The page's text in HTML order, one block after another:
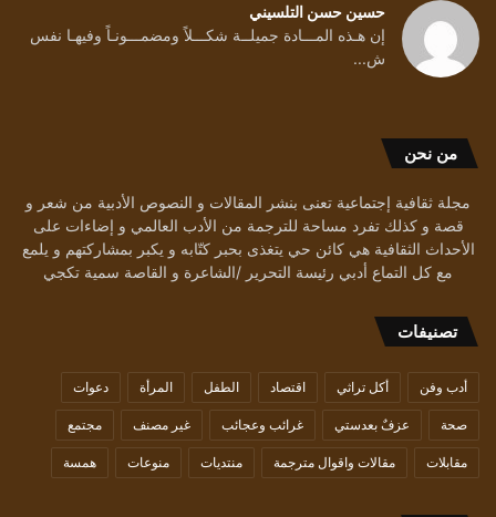
حسين حسن التلسيني
إن هـذه المـــادة جميلــة شكـــلاً ومضمـــونـاً وفيهـا نفس
ش...
من نحن
مجلة ثقافية إجتماعية تعنى بنشر المقالات و النصوص الأدبية من شعر و
قصة و كذلك تفرد مساحة للترجمة من الأدب العالمي و إضاءات على
الأحداث الثقافية هي كائن حي يتغذى بحبر كتّابه و يكبر بمشاركتهم و يلمع
مع كل التماع أدبي رئيسة التحرير /الشاعرة و القاصة سمية تكجي
تصنيفات
أدب وفن أكل تراثي اقتصاد الطفل المرأة دعوات
صحة عزفٌ بعدستي غرائب وعجائب غير مصنف مجتمع
مقابلات مقالات واقوال مترجمة منتديات منوعات همسة